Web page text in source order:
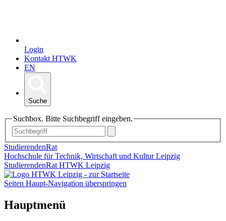
Login
Kontakt HTWK
EN
Suche
Suchbox. Bitte Suchbegriff eingeben.
StudierendenRat
Hochschule für Technik, Wirtschaft und Kultur Leipzig
StudierendenRat HTWK Leipzig
Seiten Haupt-Navigation überspringen
Hauptmenü